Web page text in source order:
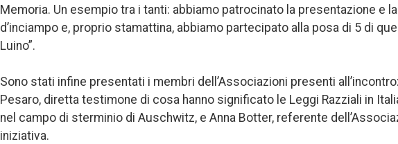
Memoria. Un esempio tra i tanti: abbiamo patrocinato la presentazione e
d’inciampo e, proprio stamattina, abbiamo partecipato alla posa di 5 di
Luino”.
Sono stati infine presentati i membri dell’Associazioni presenti
Pesaro, diretta testimone di cosa hanno significato le Leggi Razziali in
nel campo di sterminio di Auschwitz, e Anna Botter, referente
iniziativa.